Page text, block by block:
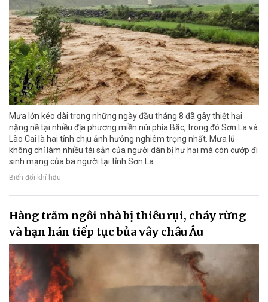
Mưa lớn kéo dài trong những ngày đầu tháng 8 đã gây thiệt hại
nặng nề tại nhiều địa phương miền núi phía Bắc, trong đó Sơn La và
Lào Cai là hai tỉnh chịu ảnh hưởng nghiêm trọng nhất. Mưa lũ
không chỉ làm nhiều tài sản của người dân bị hư hại mà còn cướp đi
sinh mạng của ba người tại tỉnh Sơn La.
Biến đổi khí hậu
Hàng trăm ngôi nhà bị thiêu rụi, cháy rừng
và hạn hán tiếp tục bủa vây châu Âu